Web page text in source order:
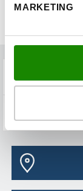
MARKETING
FAQS